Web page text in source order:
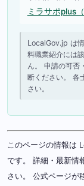
ミラサポplus
LocalGov.jp は
料職業紹介には
ん。 申請の可否
断ください。 各
さい。
このページの情報は
です。 詳細・最新情
さい。 公式ページが